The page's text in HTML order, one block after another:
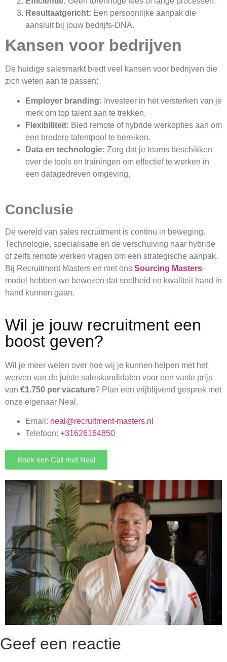
Resultaatgericht: Een persoonlijke aanpak die
aansluit bij jouw bedrijfs-DNA.
Kansen voor bedrijven
De huidige salesmarkt biedt veel kansen voor bedrijven die
zich weten aan te passen:
Employer branding: Investeer in het versterken van je
merk om top talent aan te trekken.
Flexibiliteit: Bied remote of hybride werkopties aan om
een bredere talentpool te bereiken.
Data en technologie: Zorg dat je teams beschikken
over de tools en trainingen om effectief te werken in
een datagedreven omgeving.
Conclusie
De wereld van sales recruitment is continu in beweging.
Technologie, specialisatie en de verschuiving naar hybride
of zelfs remote werken vragen om een strategische aanpak.
Bij Recruitment Masters en met ons Sourcing Masters-
model hebben we bewezen dat snelheid en kwaliteit hand in
hand kunnen gaan.
Wil je jouw recruitment een
boost geven?
Wil je meer weten over hoe wij je kunnen helpen met het
werven van de juiste saleskandidaten voor een vaste prijs
van €1.750 per vacature? Plan een vrijblijvend gesprek met
onze eigenaar Neal.
Email: neal@recruitment-masters.nl
Telefoon: +31626164850
Boek een Call met Neal
Geef een reactie